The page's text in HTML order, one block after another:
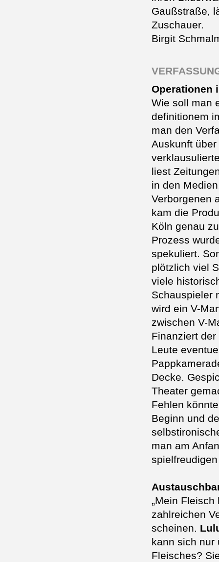
Gaußstraße,
Zuschauer.
Birgit
Operationen
Wie soll man
definitionem
man den
Auskunft
liest
in den
Verborgenen
kam die
Köln genau
Prozess
spekuliert.
plötzlich viel
viele
Schauspieler
wird ein V-
zwischen V-
Finanziert
Leute
Decke.
Theater
Fehlen
Beginn und
man am
„Mein
zahlreichen
scheinen.
kann sich nur
Fleisches?